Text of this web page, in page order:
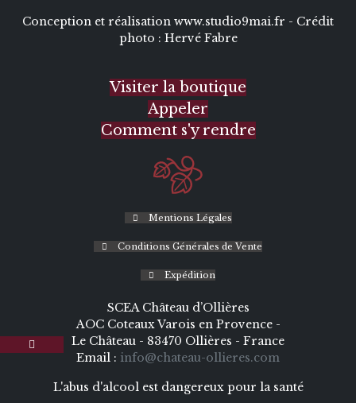
Conception et réalisation www.studio9mai.fr - Crédit
photo : Hervé Fabre
Visiter la boutique
Appeler
Comment s'y rendre
Mentions Légales
Conditions Générales de Vente
Expédition
SCEA Château d’Ollières
AOC Coteaux Varois en Provence -
Le Château - 83470 Ollières - France
Email : info@chateau-ollieres.com
L'abus d'alcool est dangereux pour la santé